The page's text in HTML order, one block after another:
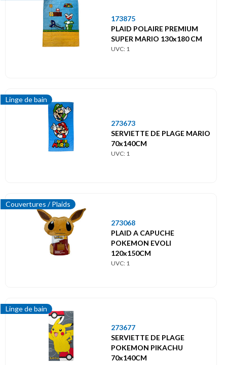
173875
PLAID POLAIRE PREMIUM
SUPER MARIO 130x180 CM
UVC: 1
Linge de bain
273673
SERVIETTE DE PLAGE MARIO
70x140CM
UVC: 1
Couvertures / Plaids
273068
PLAID A CAPUCHE
POKEMON EVOLI
120x150CM
UVC: 1
Linge de bain
273677
SERVIETTE DE PLAGE
POKEMON PIKACHU
70x140CM